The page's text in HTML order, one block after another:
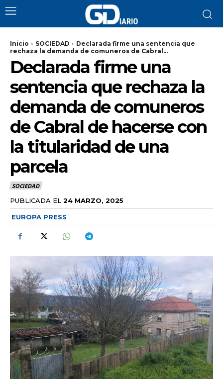
Inicio SOCIEDAD
Declarada firme una sentencia que
rechaza la demanda de comuneros de Cabral...
Declarada firme una
sentencia que rechaza la
demanda de comuneros
de Cabral de hacerse con
la titularidad de una
parcela
SOCIEDAD
PUBLICADA EL 24 MARZO, 2025
EUROPA PRESS